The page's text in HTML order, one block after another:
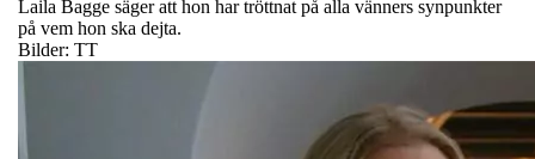
Laila Bagge säger att hon har tröttnat på alla vänners synpunkter
på vem hon ska dejta.
Bilder: TT